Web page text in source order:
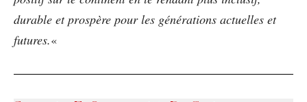
durable et prospère pour les générations actuelles et
futures.«